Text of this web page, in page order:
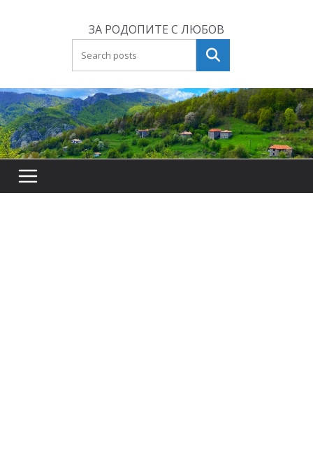
ЗА РОДОПИТЕ С ЛЮБОВ
Търсене